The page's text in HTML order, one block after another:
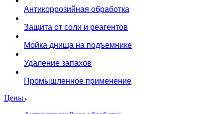
Антикоррозийная обработка
Защита от соли и реагентов
Мойка днища на подъемнике
Удаление запахов
Промышленное применение
Цены